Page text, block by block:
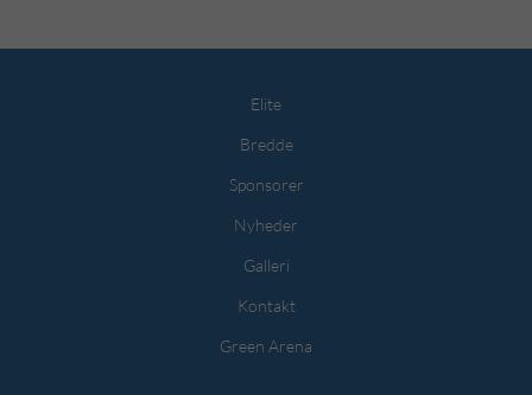
Elite
Bredde
Sponsorer
Nyheder
Galleri
Kontakt
Green Arena